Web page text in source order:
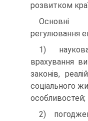
розвитком
Основні
регулювання
1)
врахування
законів,
соціального
особливостей;
2)